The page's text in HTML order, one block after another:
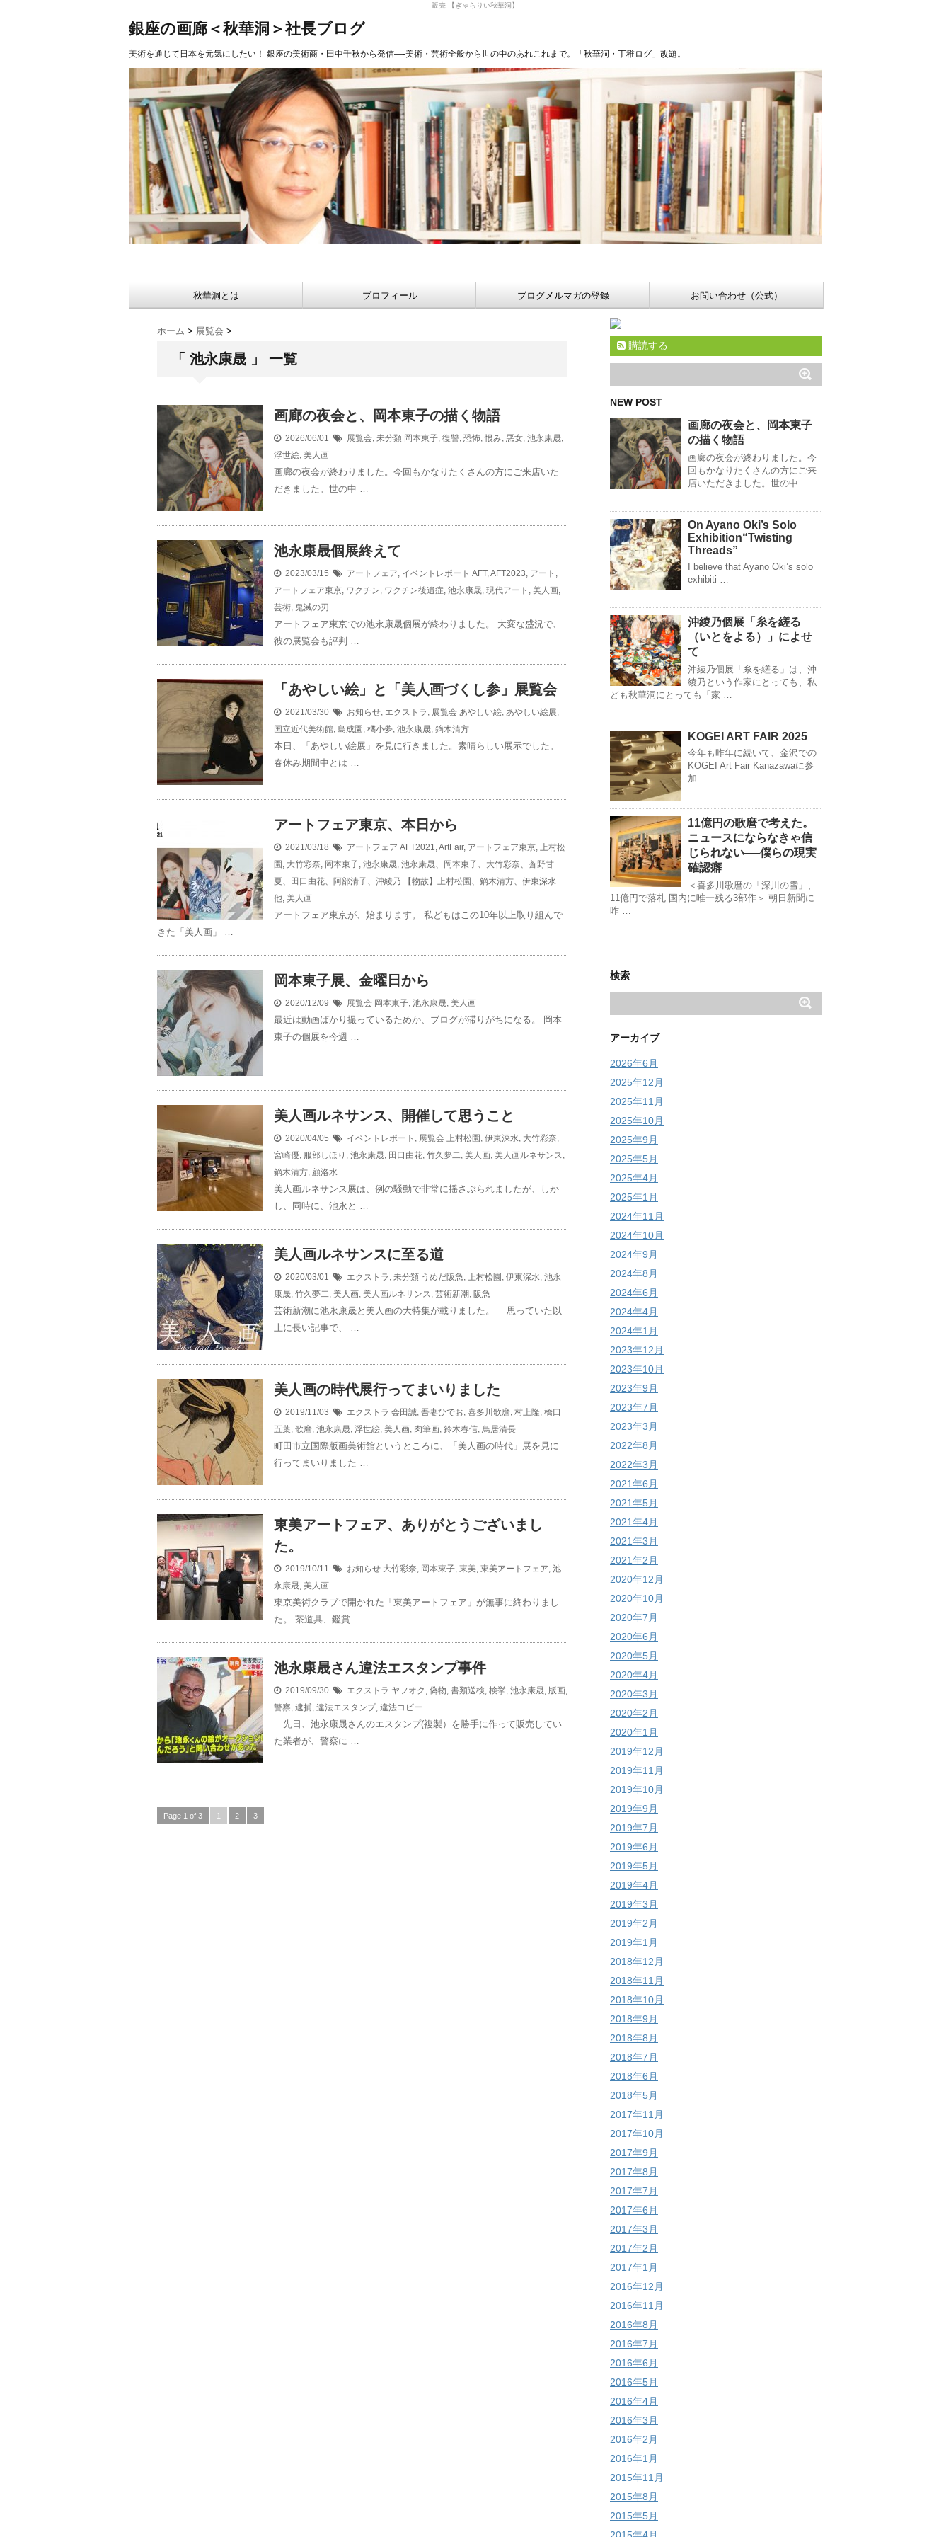
販売 【ぎゃらりい秋華洞】
銀座の画廊＜秋華洞＞社長ブログ
美術を通じて日本を元気にしたい！ 銀座の美術商・田中千秋から発信—-美術・芸術全般から世の中のあれこれまで。「秋華洞・丁稚ログ」改題。
秋華洞とは プロフィール ブログメルマガの登録 お問い合わせ（公式）
ホーム > 展覧会 >
「 池永康晟 」 一覧
画廊の夜会と、岡本東子の描く物語
2026/06/01 展覧会, 未分類 岡本東子, 復讐, 恐怖,恨み, 悪女, 池永康晟,
浮世絵, 美人画
画廊の夜会が終わりました。今回もかなりたくさんの方にご来店いた
だきました。世の中 …
池永康晟個展終えて
2023/03/15 アートフェア, イベントレポート AFT,AFT2023, アート ,
アートフェア東京, ワクチン, ワクチン後遺症, 池永康晟, 現代アート , 美人画,
芸術, 鬼滅の刃
アートフェア東京での池永康晟個展が終わりました。 大変な盛況で、
彼の展覧会も評判 …
「あやしい絵」と「美人画づくし参」展覧会
2021/03/30 お知らせ, エクストラ , 展覧会 あやしい絵, あやしい絵展,
国立近代美術館, 島成園 , 橘小夢, 池永康晟, 鏑木清方
本日、「あやしい絵展」を見に行きました。素晴らしい展示でした。
春休み期間中とは …
アートフェア東京、本日から
2021/03/18 アートフェア AFT2021,ArtFair, アートフェア東京, 上村松
園 , 大竹彩奈, 岡本東子, 池永康晟, 池永康晟、岡本東子、大竹彩奈、蒼野甘
夏、田口由花、阿部清子、沖綾乃 【物故】上村松園、鏑木清方、伊東深水
他, 美人画
アートフェア東京が、始まります。 私どもはこの10年以上取り組んで
きた「美人画」 …
岡本東子展、金曜日から
2020/12/09 展覧会 岡本東子, 池永康晟, 美人画
最近は動画ばかり撮っているためか、ブログが滞りがちになる。 岡本
東子の個展を今週 …
美人画ルネサンス、開催して思うこと
2020/04/05 イベントレポート , 展覧会 上村松園 , 伊東深水, 大竹彩奈,
宮崎優, 服部しほり , 池永康晟, 田口由花, 竹久夢二, 美人画, 美人画ルネサンス,
鏑木清方, 顧洛水
美人画ルネサンス展は、例の騒動で非常に揺さぶられましたが、しか
し、同時に、池永と …
美人画ルネサンスに至る道
2020/03/01 エクストラ , 未分類 うめだ阪急, 上村松園 , 伊東深水, 池永
康晟, 竹久夢二, 美人画, 美人画ルネサンス, 芸術新潮, 阪急
芸術新潮に池永康晟と美人画の大特集が載りました。 思っていた以
上に長い記事で、 …
美人画の時代展行ってまいりました
2019/11/03 エクストラ 会田誠, 吾妻ひでお, 喜多川歌麿, 村上隆, 橋口
五葉, 歌麿, 池永康晟, 浮世絵, 美人画, 肉筆画, 鈴木春信, 鳥居清長
町田市立国際版画美術館というところに、「美人画の時代」展を見に
行ってまいりました …
東美アートフェア、ありがとうございまし
た。
2019/10/11 お知らせ 大竹彩奈, 岡本東子, 東美, 東美アートフェア, 池
永康晟, 美人画
東京美術クラブで開かれた「東美アートフェア」が無事に終わりまし
た。 茶道具、鑑賞 …
池永康晟さん違法エスタンプ事件
2019/09/30 エクストラ ヤフオク , 偽物, 書類送検, 検挙, 池永康晟, 版画,
警察, 逮捕, 違法エスタンプ, 違法コピー
先日、池永康晟さんのエスタンプ(複製）を勝手に作って販売してい
た業者が、警察に …
Page 1 of 3 1 2 3
購読する
NEW POST
画廊の夜会と、岡本東子
の描く物語
画廊の夜会が終わりました。今
回もかなりたくさんの方にご来
店いただきました。世の中 …
On Ayano Oki’s Solo
Exhibition“Twisting
Threads”
I believe that Ayano Oki’s solo
exhibiti …
沖綾乃個展「糸を縒る
（いとをよる）」によせ
て
沖綾乃個展「糸を縒る」は、沖
綾乃という作家にとっても、私
ども秋華洞にとっても「家 …
KOGEI ART FAIR 2025
今年も昨年に続いて、金沢での
KOGEI Art Fair Kanazawaに参
加 …
11億円の歌麿で考えた。
ニュースにならなきゃ信
じられない──僕らの現実
確認癖
＜喜多川歌麿の「深川の雪」、
11億円で落札 国内に唯一残る3部作＞ 朝日新聞に
昨 …
検索
アーカイブ
2026年6月
2025年12月
2025年11月
2025年10月
2025年9月
2025年5月
2025年4月
2025年1月
2024年11月
2024年10月
2024年9月
2024年8月
2024年6月
2024年4月
2024年1月
2023年12月
2023年10月
2023年9月
2023年7月
2023年3月
2022年8月
2022年3月
2021年6月
2021年5月
2021年4月
2021年3月
2021年2月
2020年12月
2020年10月
2020年7月
2020年6月
2020年5月
2020年4月
2020年3月
2020年2月
2020年1月
2019年12月
2019年11月
2019年10月
2019年9月
2019年7月
2019年6月
2019年5月
2019年4月
2019年3月
2019年2月
2019年1月
2018年12月
2018年11月
2018年10月
2018年9月
2018年8月
2018年7月
2018年6月
2018年5月
2017年11月
2017年10月
2017年9月
2017年8月
2017年7月
2017年6月
2017年3月
2017年2月
2017年1月
2016年12月
2016年11月
2016年8月
2016年7月
2016年6月
2016年5月
2016年4月
2016年3月
2016年2月
2016年1月
2015年11月
2015年8月
2015年5月